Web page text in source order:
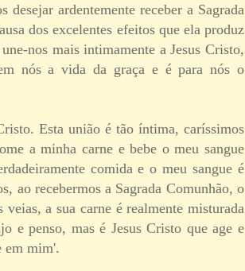
ardentemente receber a Sagrada
dos excelentes efeitos que ela produz
nos mais intimamente a Jesus Cristo,
nós a vida da graça e é para nós o
Esta união é tão íntima, caríssimos
a minha carne e bebe o meu sangue
comida e o meu sangue é
ao recebermos a Sagrada Comunhão, o
veias, a sua carne é realmente misturada
e penso, mas é Jesus Cristo que age e
em mim'.